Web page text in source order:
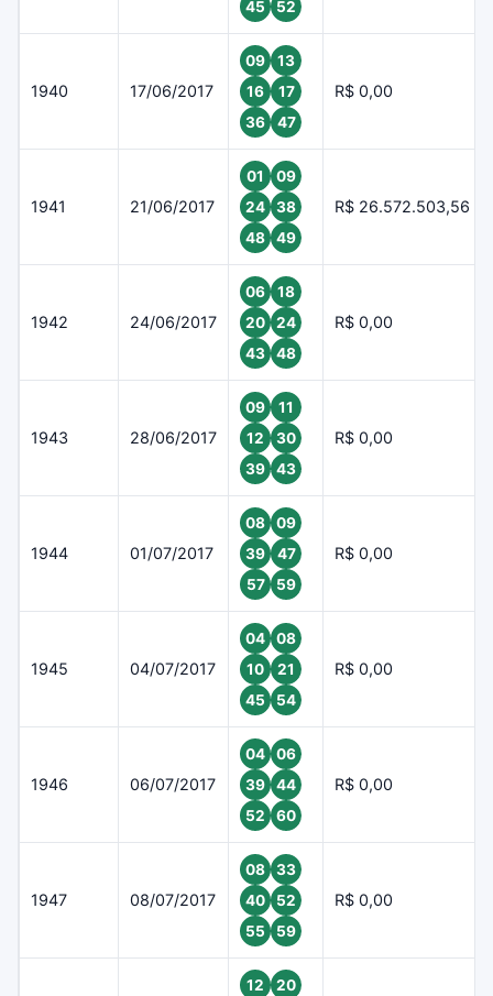
45 52
1940 17/06/2017
09
13
16
17
36
47
R$ 0,00
1941 21/06/2017
01
09
24
38
48
49
R$ 26.572.503,56
1942 24/06/2017
06
18
20
24
43
48
R$ 0,00
1943 28/06/2017
09
11
12
30
39
43
R$ 0,00
1944 01/07/2017
08
09
39
47
57
59
R$ 0,00
1945 04/07/2017
04
08
10
21
45
54
R$ 0,00
1946 06/07/2017
04
06
39
44
52
60
R$ 0,00
1947 08/07/2017
08
33
40
52
55
59
R$ 0,00
12
20